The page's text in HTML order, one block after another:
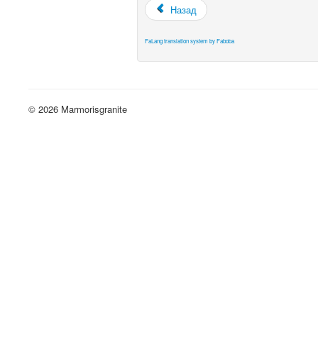
Назад
FaLang translation system by Faboba
© 2026 Marmorisgranite